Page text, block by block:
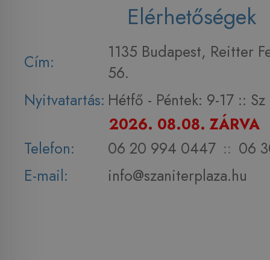
Elérhetőségek
Cím:
1135 Budapest, Reitter
56.
Nyitvatartás: Hétfő - Péntek: 9-17 :: Sz
2026. 08.08. ZÁRVA
Telefon:
06 20 994 0447 :: 06
E-mail:
info@szaniterplaza.hu